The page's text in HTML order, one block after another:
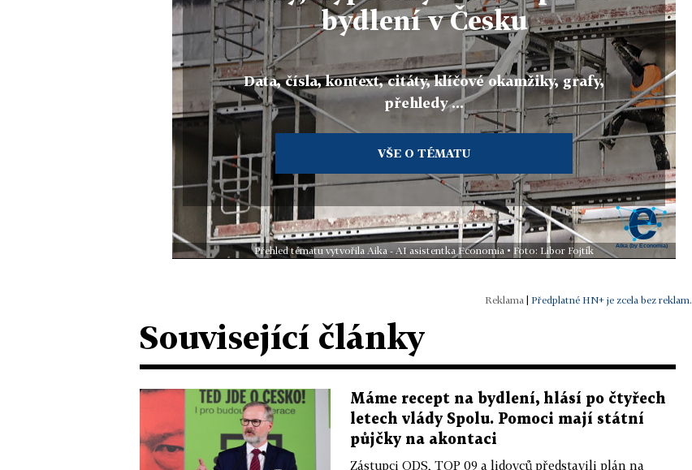
bydlení v Česku
Data, čísla, kontext, citáty, klíčové okamžiky, grafy,
přehledy ...
VŠE O TÉMATU
Přehled tématu vytvořila Aika - AI asistentka Economia • Foto: Libor Fojtík
Předplatné HN+ je zcela bez reklam.
Související články
Máme recept na bydlení, hlásí po čtyřech
letech vlády Spolu. Pomoci mají státní
půjčky na akontaci
Zástupci ODS, TOP 09 a lidovců představili plán na